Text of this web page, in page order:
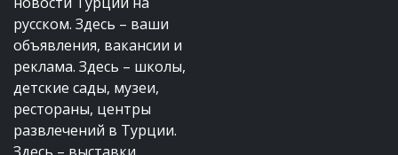
русском. Здесь – ваши
объявления, вакансии и
реклама. Здесь – школы,
детские сады, музеи,
рестораны, центры
развлечений в Турции.